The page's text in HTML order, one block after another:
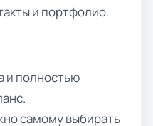
и портфолио.
и полностью
самому выбирать